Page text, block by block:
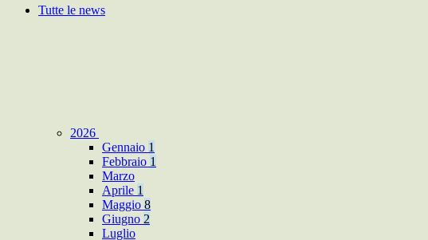
Tutte le news
2026
Gennaio 1
Febbraio 1
Marzo
Aprile 1
Maggio 8
Giugno 2
Luglio